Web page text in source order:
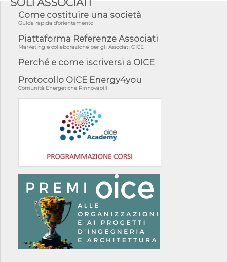
Come costituire una società
Guida rapida d'orientamento
Piattaforma Referenze Associati
Marketing e collaborazione per gli Associati OICE
Perché e come iscriversi a OICE
Protocollo OICE Energy4you
Comunità Energetiche Rinnovabili